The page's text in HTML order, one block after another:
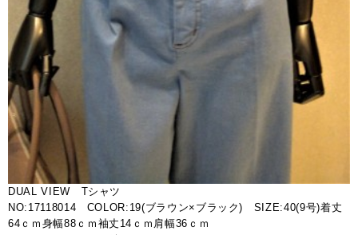
DUAL VIEW Tシャツ
NO:17118014 COLOR:19(ブラウン×ブラック) SIZE:40(9号)着丈
64ｃｍ身幅88ｃｍ袖丈14ｃｍ肩幅36ｃｍ